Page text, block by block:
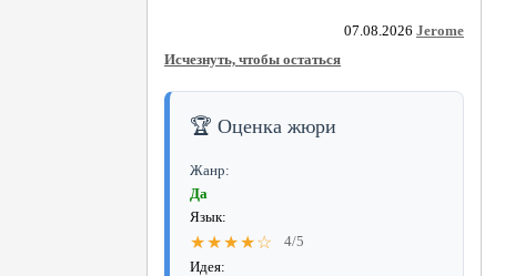
07.08.2026 Jerome
Исчезнуть, чтобы остаться
🏆 Оценка жюри
Жанр:
Да
Язык:
★★★★☆
4/5
Идея: